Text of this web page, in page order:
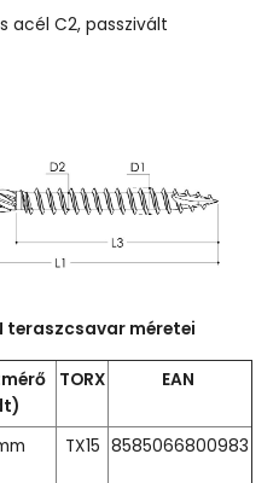
acél C2, passzivált
teraszcsavar méretei
TORX EAN
TX15 8585066800983